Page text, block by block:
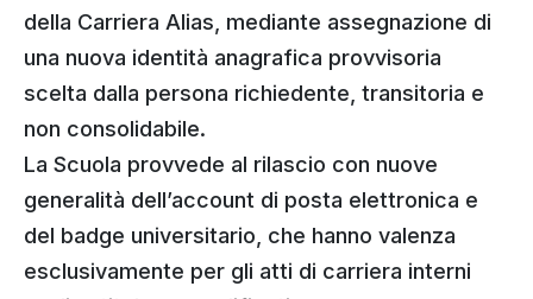
della Carriera Alias, mediante assegnazione di
una nuova identità anagrafica provvisoria
scelta dalla persona richiedente, transitoria e
non consolidabile.
La Scuola provvede al rilascio con nuove
generalità dell’account di posta elettronica e
del badge universitario, che hanno valenza
esclusivamente per gli atti di carriera interni